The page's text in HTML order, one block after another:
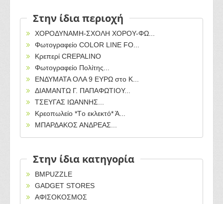
Στην ίδια περιοχή
ΧΟΡΟΔΥΝΑΜΗ-ΣΧΟΛΗ ΧΟΡΟΥ-ΦΩ...
Φωτογραφείo COLOR LINE FO...
Κρεπερί CREPALINO
Φωτογραφείο Πολίτης...
ΕΝΔΥΜΑΤΑ ΟΛΑ 9 ΕΥΡΩ στο Κ...
ΔΙΑΜΑΝΤΩ Γ. ΠΑΠΑΦΩΤΙΟΥ...
ΤΣΕΥΓΑΣ ΙΩΑΝΝΗΣ...
Κρεοπωλείο *Tο εκλεκτό* Ά...
ΜΠΑΡΔΑΚΟΣ ΑΝΔΡΕΑΣ...
Στην ίδια κατηγορία
BMPUZZLE
GADGET STORES
ΑΦΙΣΟΚΟΣΜΟΣ